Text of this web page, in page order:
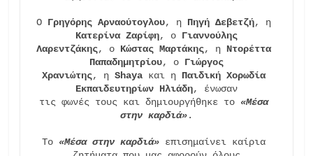
Ο Γρηγόρης Αρναούτογλου, η Πηγή Δεβετζή
, η
Κατερίνα Ζαρίφη, ο Γιαννούλης
Λαρεντζάκης, ο Κώστας Μαρτάκης, η Ντορέττα
Παπαδημητρίου, ο Γιώργος
Χρανιώτης, η Shaya και η Παιδική Χορωδία
Εκπαιδευτηρίων Ηλιάδη, ένωσαν
τις φωνές τους και δημιουργήθηκε το «Μέσα
στην καρδιά».
Το «Μέσα στην καρδιά» επισημαίνει καίρια